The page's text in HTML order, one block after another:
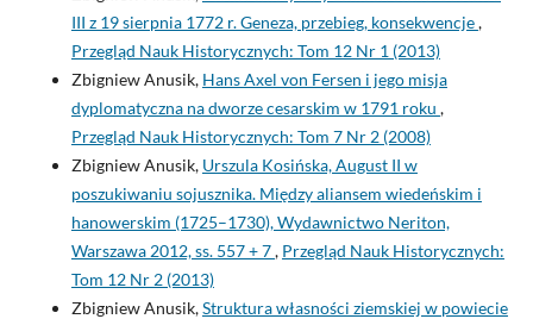
III z 19 sierpnia 1772 r. Geneza, przebieg, konsekwencje,
Przegląd Nauk Historycznych: Tom 12 Nr 1 (2013)
Zbigniew Anusik, Hans Axel von Fersen i jego misja
dyplomatyczna na dworze cesarskim w 1791 roku ,
Przegląd Nauk Historycznych: Tom 7 Nr 2 (2008)
Zbigniew Anusik, Urszula Kosińska, August II w
poszukiwaniu sojusznika. Między aliansem wiedeńskim i
hanowerskim (1725–1730), Wydawnictwo Neriton,
Warszawa 2012, ss. 557 + 7, Przegląd Nauk Historycznych:
Tom 12 Nr 2 (2013)
Zbigniew Anusik,Struktura własności ziemskiej w powiecie